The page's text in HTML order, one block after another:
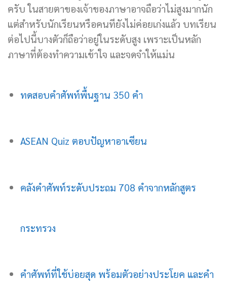
ครับ ในสายตาของเจ้าของภาษาอาจถือว่าไม่สูงมากนัก
แต่สำหรับนักเรียนหรือคนทียังไม่ค่อยเก่งแล้ว บทเรียน
ต่อไปนี้บางตัวก็ถือว่าอยู่ในระดับสูง เพราะเป็นหลัก
ภาษาที่ต้องทำความเข้าใจ และจดจำให้แม่น
ทดสอบคำศัพท์พื้นฐาน 350 คำ
ASEAN Quiz ตอบปัญหาอาเซียน
คลังคำศัพท์ระดับประถม 708 คำจากหลักสูตร
กระทรวง
คำศัพท์ที่ใช้บ่อยสุด พร้อมตัวอย่างประโยค และคำ